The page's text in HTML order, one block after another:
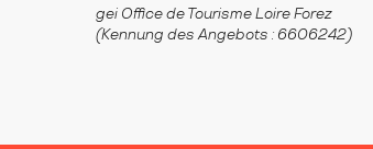
gei Office de Tourisme Loire Forez
(Kennung des Angebots : 6606242)